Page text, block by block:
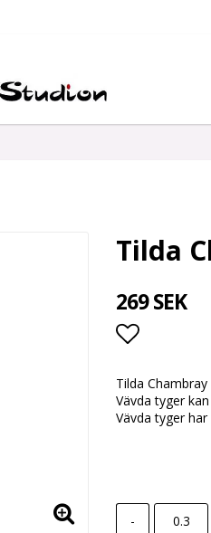
Tilda
269 SEK
Tilda
Vävda tyger
Vävda tyger
-